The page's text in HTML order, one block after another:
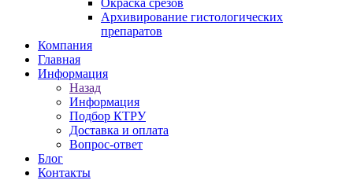
Окраска срезов
Архивирование гистологических
препаратов
Компания
Главная
Информация
Назад
Информация
Подбор КТРУ
Доставка и оплата
Вопрос-ответ
Блог
Контакты